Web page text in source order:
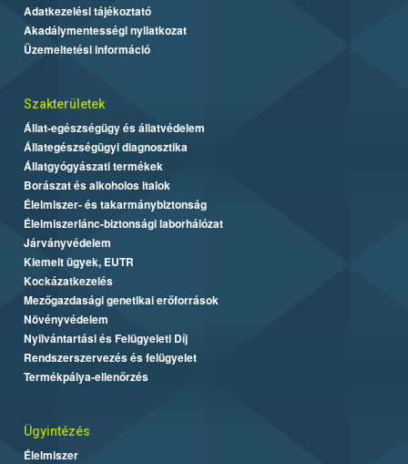
Adatkezelési tájékoztató
Akadálymentességi nyilatkozat
Üzemeltetési információ
Szakterületek
Állat-egészségügy és állatvédelem
Állategészségügyi diagnosztika
Állatgyógyászati termékek
Borászat és alkoholos italok
Élelmiszer- és takarmánybiztonság
Élelmiszerlánc-biztonsági laborhálózat
Járványvédelem
Kiemelt ügyek, EUTR
Kockázatkezelés
Mezőgazdasági genetikai erőforrások
Növényvédelem
Nyilvántartási és Felügyeleti Díj
Rendszerszervezés és felügyelet
Termékpálya-ellenőrzés
Ügyintézés
Élelmiszer